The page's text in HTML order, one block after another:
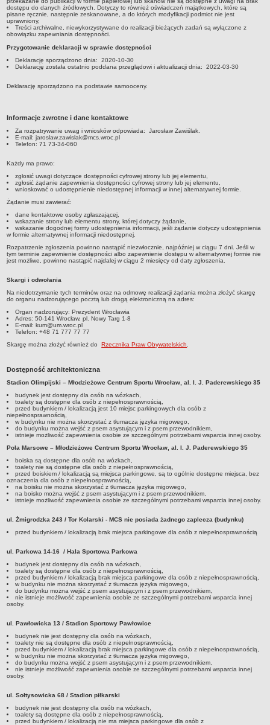
dostępu do danych źródłowych. Dotyczy to również oświadczeń majątkowych, które są
pisane ręcznie, następnie zeskanowane, a do których modyfikacji podmiot nie jest
uprawniony,
Treści archiwalne, niewykorzystywane do realizacji bieżących zadań są wyłączone z
obowiązku zapewniania dostępności.
Przygotowanie deklaracji w sprawie dostępności
Deklarację sporządzono dnia:2020-10-30
Deklarację została ostatnio poddana przeglądowi i aktualizacji dnia:2022-03-30
Deklarację sporządzono na podstawie samooceny.
Informacje zwrotne i dane kontaktowe
Za rozpatrywanie uwag i wniosków odpowiada:Jarosław Zawiślak
E-mail:jaroslaw.zawislak@mcs.wroc.pl
Telefon:71 73-34-060
Każdy ma prawo:
zgłosić uwagi dotyczące dostępności cyfrowej strony lub jej elementu,
zgłosić żądanie zapewnienia dostępności cyfrowej strony lub jej elementu,
wnioskować o udostępnienie niedostępnej informacji w innej alternatywnej formie.
Żądanie musi zawierać:
dane kontaktowe osoby zgłaszającej,
wskazanie strony lub elementu strony, której dotyczy żądanie,
wskazanie dogodnej formy udostępnienia informacji, jeśli żądanie dotyczy udostępnienia
w formie alternatywnej informacji niedostępnej.
Rozpatrzenie zgłoszenia powinno nastąpić niezwłocznie, najpóźniej w ciągu 7 dni. Jeśli w
tym terminie zapewnienie dostępności albo zapewnienie dostępu w alternatywnej formie nie
jest możliwe, powinno nastąpić najdalej w ciągu 2 miesięcy od daty zgłoszenia.
Skargi i odwołania
Na niedotrzymanie tych terminów oraz na odmowę realizacji żądania można złożyć skargę
do organu nadzorującego pocztą lub drogą elektroniczną na adres:
Organ nadzorujący: Prezydent Wrocławia
Adres: 50-141 Wrocław, pl. Nowy Targ 1-8
E-mail: kum@um.wroc.pl
Telefon: +48 71 777 77 77
Skargę można złożyć również doRzecznika Praw Obywatelskich
Dostępność architektoniczna
Stadion Olimpijski – Młodzieżowe Centrum Sportu Wrocław, al. I. J. Paderewskiego 35
budynek jest dostępny dla osób na wózkach,
toalety są dostępne dla osób z niepełnosprawnością,
przed budynkiem / lokalizacją jest 10 miejsc parkingowych dla osób z
niepełnosprawnością,
w budynku nie można skorzystać z tłumacza języka migowego,
do budynku można wejść z psem asystującym i z psem przewodnikiem,
istnieje możliwość zapewnienia osobie ze szczególnymi potrzebami wsparcia innej osoby.
Pola Marsowe – Młodzieżowe Centrum Sportu Wrocław, al. I. J. Paderewskiego 35
boiska są dostępne dla osób na wózkach,
toalety nie są dostępne dla osób z niepełnosprawnością,
przed boiskiem / lokalizacją są miejsca parkingowe, są to ogólnie dostępne miejsca, bez
oznaczenia dla osób z niepełnosprawnością,
na boisku nie można skorzystać z tłumacza języka migowego,
na boisko można wejść z psem asystującym i z psem przewodnikiem,
istnieje możliwość zapewnienia osobie ze szczególnymi potrzebami wsparcia innej osoby.
ul. Żmigrodzka 243 / Tor Kolarski - MCS nie posiada żadnego zaplecza (budynku)
przed budynkiem / lokalizacją brak miejsca parkingowe dla osób z niepełnosprawnością
ul. Parkowa 14-16 / Hala Sportowa Parkowa
budynek jest dostępny dla osób na wózkach,
toalety są dostępne dla osób z niepełnosprawnością,
przed budynkiem / lokalizacją brak miejsca parkingowe dla osób z niepełnosprawnością,
w budynku nie można skorzystać z tłumacza języka migowego,
do budynku można wejść z psem asystującym i z psem przewodnikiem,
nie istnieje możliwość zapewnienia osobie ze szczególnymi potrzebami wsparcia innej
osoby.
ul. Pawłowicka 13 / Stadion Sportowy Pawłowice
budynek nie jest dostępny dla osób na wózkach,
toalety nie są dostępne dla osób z niepełnosprawnością,
przed budynkiem / lokalizacją brak miejsca parkingowe dla osób z niepełnosprawnością,
w budynku nie można skorzystać z tłumacza języka migowego,
do budynku można wejść z psem asystującym i z psem przewodnikiem,
nie istnieje możliwość zapewnienia osobie ze szczególnymi potrzebami wsparcia innej
osoby.
ul. Sołtysowicka 68 / Stadion piłkarski
budynek nie jest dostępny dla osób na wózkach,
toalety są dostępne dla osób z niepełnosprawnością,
przed budynkiem / lokalizacją nie ma miejsca parkingowe dla osób z